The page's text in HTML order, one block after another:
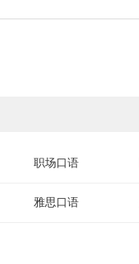
职场口语
雅思口语